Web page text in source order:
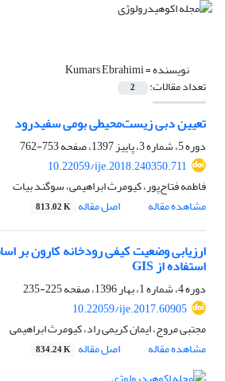
نویسنده =Kumars Ebrahimi
تعداد مقالات: 2
تعیین دبی زیست‌محیطی بومی سفیدرود
دوره 5، شماره 3، پاییز 1397، صفحه
753-762
10.22059/ije.2018.240350.711
فاطمه فتاح‌پور، کیومرث ابراهیمی، سوگند بیات
مشاهده مقاله
اصل مقاله 813.02 K
ارزیابی وضعیت کیفی رودخانه کارون
استفاده از GIS
دوره 4، شماره 1، بهار 1396، صفحه
225-235
10.22059/ije.2017.60905
مجتبی مروج، ایمان کریمی راد، کیومرث ابراهیمی
مشاهده مقاله
اصل مقاله 834.24 K